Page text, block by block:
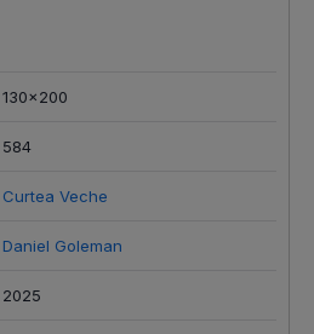
130x200
584
Curtea Veche
Daniel Goleman
2025